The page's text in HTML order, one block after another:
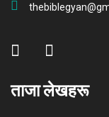
ताजा लेखहरू